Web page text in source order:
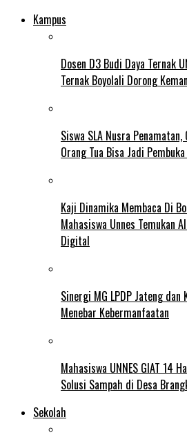
Kampus
Dosen D3 Budi Daya Ternak
Ternak Boyolali Dorong
Siswa SLA Nusra
Orang Tua Bisa Jadi
Kaji Dinamika Membaca Di
Mahasiswa Unnes Temukan
Digital
Sinergi MG LPDP Jateng dan
Menebar Kebermanfaatan
Mahasiswa UNNES GIAT 14
Solusi Sampah di Desa
Sekolah